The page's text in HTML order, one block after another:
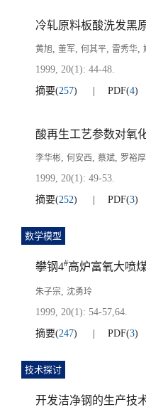
冷轧原料板酸洗发黑
黄旭, 董军, 何其平, 雷秀华,
1999, 20(1): 44-48.
摘要(257) PDF(4)
酸再生工艺参数对氧
李华彬, 何安西, 蔡斌, 罗裕厚
1999, 20(1): 49-53.
摘要(252) PDF(3)
数学模型
攀钢4#高炉富氧大喷
朱子宗, 沈勇玲
1999, 20(1): 54-57,64.
摘要(247) PDF(3)
技术探讨
开发洁净钢的生产技